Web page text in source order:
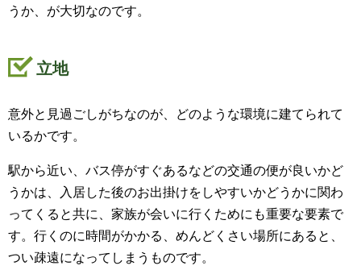
うか、が大切なのです。
立地
意外と見過ごしがちなのが、どのような環境に建てられて
いるかです。
駅から近い、バス停がすぐあるなどの交通の便が良いかど
うかは、入居した後のお出掛けをしやすいかどうかに関わ
ってくると共に、家族が会いに行くためにも重要な要素で
す。行くのに時間がかかる、めんどくさい場所にあると、
つい疎遠になってしまうものです。